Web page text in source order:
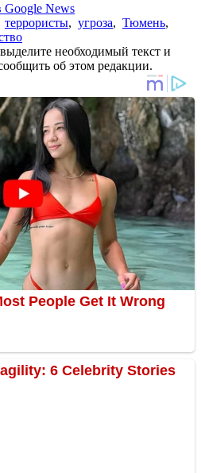
Google News
террористы, угроза, Тюмень,
необходимый текст и
об этом редакции.